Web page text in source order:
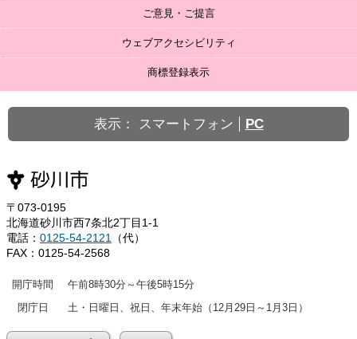
ご意見・ご提言
ウェブアクセシビリティ
商標登録表示
表示： スマートフォン PC
〒073-0195
北海道砂川市西7条北2丁目1-1
電話： 0125-54-2121
（代）
FAX：0125-54-2568
開庁時間
午前8時30分～午後5時15分
閉庁日
土・日曜日、祝日、年末年始（12月29日～1月3日）